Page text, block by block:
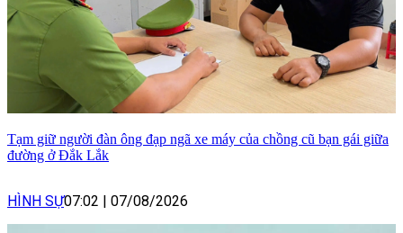
Tạm giữ người đàn ông đạp ngã xe máy của chồng cũ bạn gái giữa
đường ở Đắk Lắk
HÌNH SỰ07:02 | 07/08/2026